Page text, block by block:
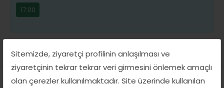
Sitemizde, ziyaretçi profilinin anlaşılması ve
ziyaretçinin tekrar tekrar veri girmesini önlemek amaçlı
olan çerezler kullanılmaktadır. Site üzerinde kullanılan
17:00